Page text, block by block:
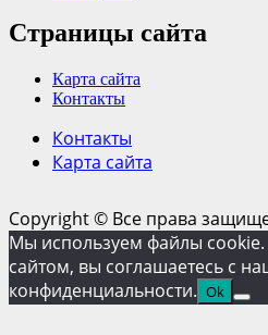
Страницы сайта
Карта сайта
Контакты
Контакты
Карта сайта
Copyright © Все права
Мы используем файлы
сайтом, вы соглашаетесь с
конфиденциальности. Ok